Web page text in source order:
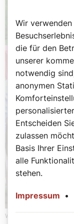
Werbung
Wir
die für den
unserer
notwendig
anonymen
Entscheiden
zulassen
Basis Ihrer
alle
stehen.
Impressum •